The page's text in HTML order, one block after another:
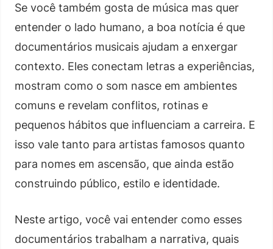
Se você também gosta de música mas quer
entender o lado humano, a boa notícia é que
documentários musicais ajudam a enxergar
contexto. Eles conectam letras a experiências,
mostram como o som nasce em ambientes
comuns e revelam conflitos, rotinas e
pequenos hábitos que influenciam a carreira. E
isso vale tanto para artistas famosos quanto
para nomes em ascensão, que ainda estão
construindo público, estilo e identidade.
Neste artigo, você vai entender como esses
documentários trabalham a narrativa, quais